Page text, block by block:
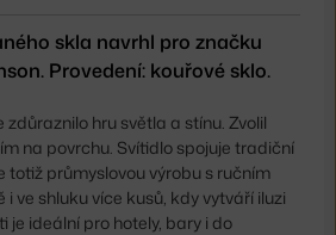
skla navrhl pro značku
Provedení: kouřové sklo.
hru světla a stínu. Zvolil
na povrchu. Svítidlo spojuje tradiční
totiž průmyslovou výrobu s ručním
ve shluku více kusů, kdy vytváří iluzi
je ideální pro hotely, bary i do